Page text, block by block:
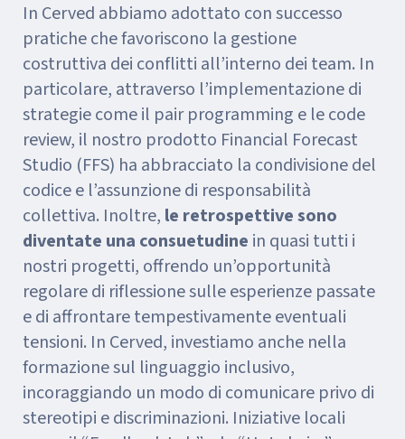
In Cerved abbiamo adottato con successo
pratiche che favoriscono la gestione
costruttiva dei conflitti all’interno dei team. In
particolare, attraverso l’implementazione di
strategie come il pair programming e le code
review, il nostro prodotto Financial Forecast
Studio (FFS) ha abbracciato la condivisione del
codice e l’assunzione di responsabilità
collettiva. Inoltre, le retrospettive sono
diventate una consuetudine in quasi tutti i
nostri progetti, offrendo un’opportunità
regolare di riflessione sulle esperienze passate
e di affrontare tempestivamente eventuali
tensioni. In Cerved, investiamo anche nella
formazione sul linguaggio inclusivo,
incoraggiando un modo di comunicare privo di
stereotipi e discriminazioni. Iniziative locali